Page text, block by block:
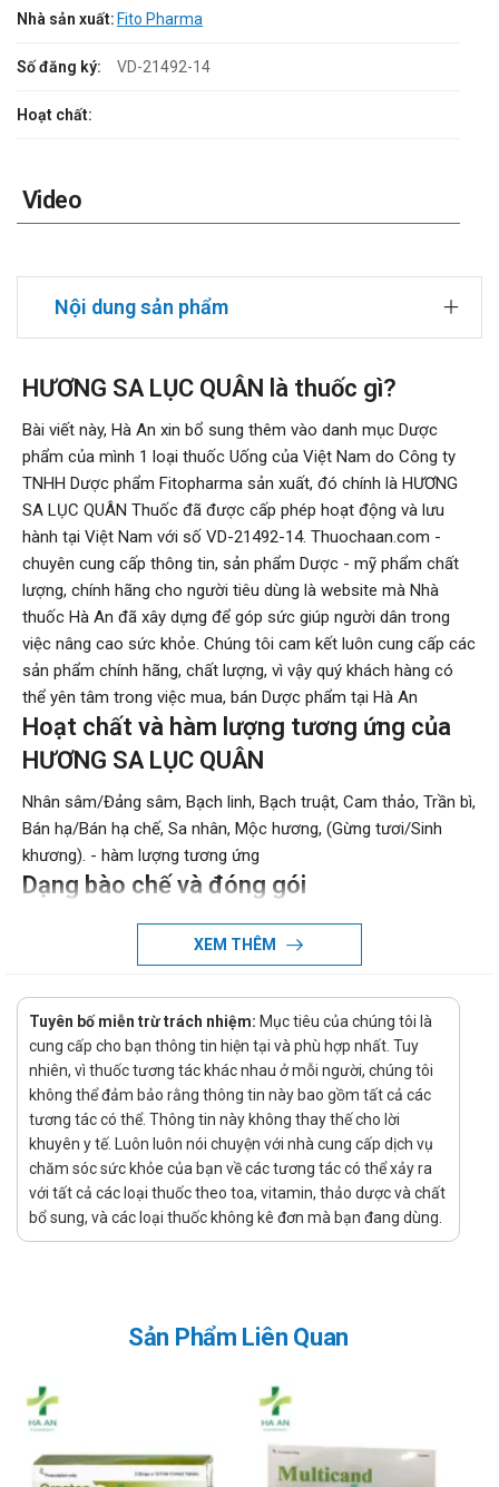
Nhà sản xuất: Fito Pharma
Số đăng ký: VD-21492-14
Hoạt chất:
Video
Nội dung sản phẩm
HƯƠNG SA LỤC QUÂN là thuốc gì?
Bài viết này, Hà An xin bổ sung thêm vào danh mục Dược
phẩm của mình 1 loại thuốc Uống của Việt Nam do Công ty
TNHH Dược phẩm Fitopharma sản xuất, đó chính là HƯƠNG
SA LỤC QUÂN Thuốc đã được cấp phép hoạt động và lưu
hành tại Việt Nam với số VD-21492-14. Thuochaan.com -
chuyên cung cấp thông tin, sản phẩm Dược - mỹ phẩm chất
lượng, chính hãng cho người tiêu dùng là website mà Nhà
thuốc Hà An đã xây dựng để góp sức giúp người dân trong
việc nâng cao sức khỏe. Chúng tôi cam kết luôn cung cấp các
sản phẩm chính hãng, chất lượng, vì vậy quý khách hàng có
thể yên tâm trong việc mua, bán Dược phẩm tại Hà An
Hoạt chất và hàm lượng tương ứng của
HƯƠNG SA LỤC QUÂN
Nhân sâm/Đảng sâm, Bạch linh, Bạch truật, Cam thảo, Trần bì,
Bán hạ/Bán hạ chế, Sa nhân, Mộc hương, (Gừng tươi/Sinh
khương). - hàm lượng tương ứng
Dạng bào chế và đóng gói
Dạng bào chế: Viên
Đóng gói: Hộp 10 vỉ x 10 viên
Nhà sản xuất và xuất xứ
Nhà sản xuất: Công ty TNHH Dược phẩm Fitopharma
Xuất xứ: Việt Nam
Xử lý quên liều
Việc quên một liều có thể sẽ không gây ra vấn đề nghiêm
trọng, tuy nhiên nếu việc này diễn ra thường xuyên có thể sẽ
gây ảnh hưởng đến hiệu quả điều trị. Tuy nhiên, nếu quên liều
xảy ra thì chỉ cần sử dụng ngay liều đã quên nếu như thời gian
uống liều sắp đến. Và nếu như hay quên thì bạn có thể tạo
nhắc nhở, báo thức nhắc uống thuốc bằng điện thoại để tránh
Xử lý quá quên liều
Dược phẩm đặc biệt là thuốc khi sử dụng quá liều có thể gây
ra các tác dụng phụ không mong muốn, nghiêm trọng có thể
XEM THÊM
Tuyên bố miễn trừ trách nhiệm: Mục tiêu của chúng tôi là
cung cấp cho bạn thông tin hiện tại và phù hợp nhất. Tuy
nhiên, vì thuốc tương tác khác nhau ở mỗi người, chúng tôi
không thể đảm bảo rằng thông tin này bao gồm tất cả các
tương tác có thể. Thông tin này không thay thế cho lời
khuyên y tế. Luôn luôn nói chuyện với nhà cung cấp dịch vụ
chăm sóc sức khỏe của bạn về các tương tác có thể xảy ra
với tất cả các loại thuốc theo toa, vitamin, thảo dược và chất
bổ sung, và các loại thuốc không kê đơn mà bạn đang dùng.
Sản Phẩm Liên Quan